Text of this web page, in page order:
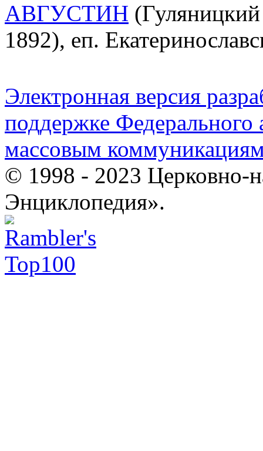
АВГУСТИН
1892), еп.
Электронная версия
поддержке Федерального
массовым
© 1998 - 2023 Церковно-
Энциклопедия».